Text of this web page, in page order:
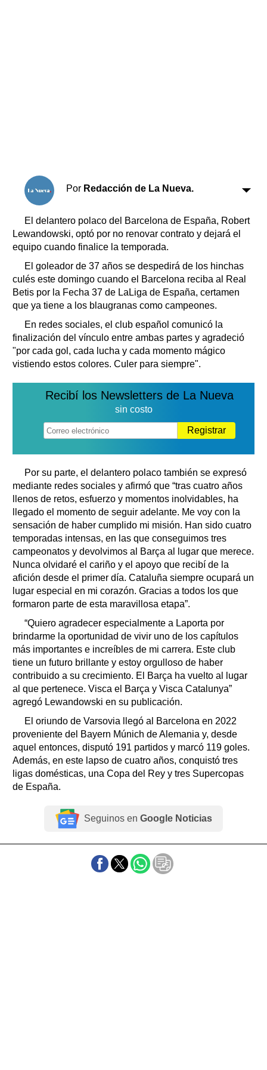
Por Redacción de La Nueva.
El delantero polaco del Barcelona de España, Robert
Lewandowski, optó por no renovar contrato y dejará el
equipo cuando finalice la temporada.
El goleador de 37 años se despedirá de los hinchas
culés este domingo cuando el Barcelona reciba al Real
Betis por la Fecha 37 de LaLiga de España, certamen
que ya tiene a los blaugranas como campeones.
En redes sociales, el club español comunicó la
finalización del vínculo entre ambas partes y agradeció
"por cada gol, cada lucha y cada momento mágico
vistiendo estos colores. Culer para siempre".
Recibí los Newsletters de La Nueva
sin costo
Registrar
Por su parte, el delantero polaco también se expresó
mediante redes sociales y afirmó que “tras cuatro años
llenos de retos, esfuerzo y momentos inolvidables, ha
llegado el momento de seguir adelante. Me voy con la
sensación de haber cumplido mi misión. Han sido cuatro
temporadas intensas, en las que conseguimos tres
campeonatos y devolvimos al Barça al lugar que merece.
Nunca olvidaré el cariño y el apoyo que recibí de la
afición desde el primer día. Cataluña siempre ocupará un
lugar especial en mi corazón. Gracias a todos los que
formaron parte de esta maravillosa etapa”.
“Quiero agradecer especialmente a Laporta por
brindarme la oportunidad de vivir uno de los capítulos
más importantes e increíbles de mi carrera. Este club
tiene un futuro brillante y estoy orgulloso de haber
contribuido a su crecimiento. El Barça ha vuelto al lugar
al que pertenece. Visca el Barça y Visca Catalunya”
agregó Lewandowski en su publicación.
El oriundo de Varsovia llegó al Barcelona en 2022
proveniente del Bayern Múnich de Alemania y, desde
aquel entonces, disputó 191 partidos y marcó 119 goles.
Además, en este lapso de cuatro años, conquistó tres
ligas domésticas, una Copa del Rey y tres Supercopas
de España.
Seguinos en Google Noticias